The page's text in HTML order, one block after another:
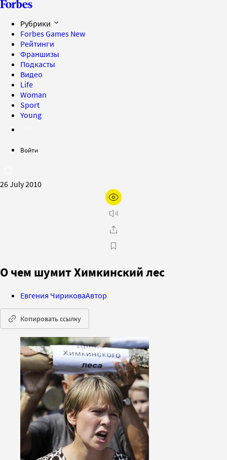
Рубрики
Forbes Games New
Рейтинги
Франшизы
Подкасты
Видео
Life
Woman
Sport
Young
Войти
26 July 2010
О чем шумит Химкинский лес
Евгения ЧириковаАвтор
Копировать ссылку